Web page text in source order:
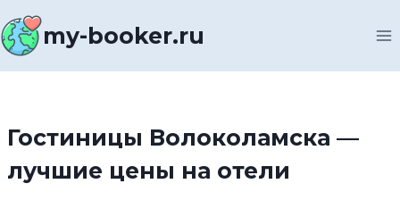
к
содержимомуmy-booker.ru
Гостиницы Волоколамска —
лучшие цены на отели